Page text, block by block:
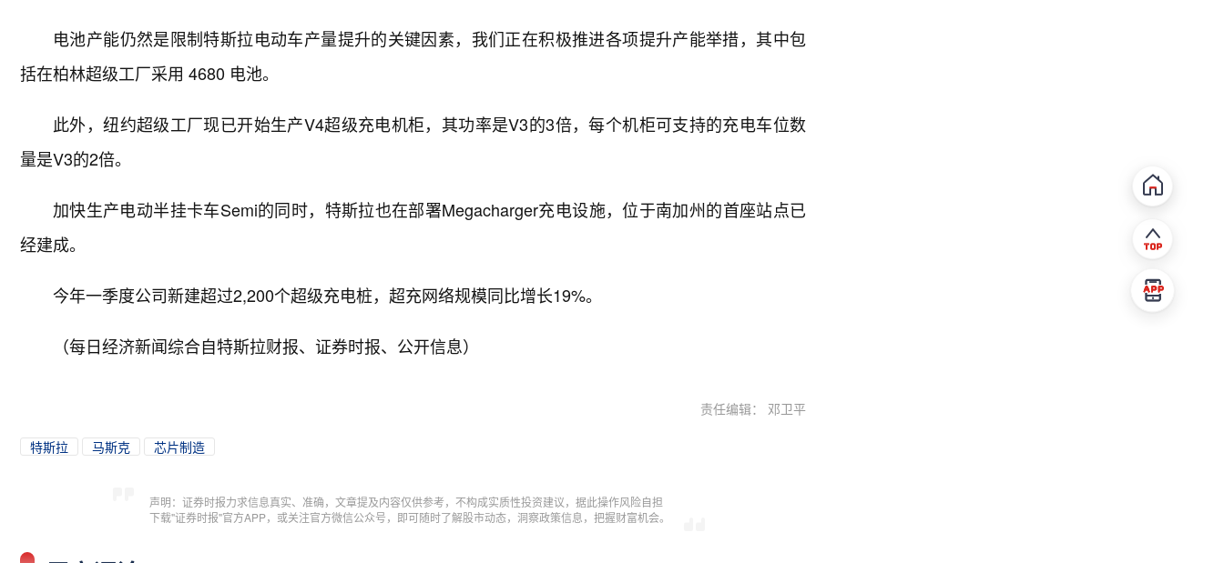
电池产能仍然是限制特斯拉电动车产量提升的关键因素，我们正在积极推进各项提升产能举措，其中包
括在柏林超级工厂采用 4680 电池。
此外，纽约超级工厂现已开始生产V4超级充电机柜，其功率是V3的3倍，每个机柜可支持的充电车位数
量是V3的2倍。
加快生产电动半挂卡车Semi的同时，特斯拉也在部署Megacharger充电设施，位于南加州的首座站点已
经建成。
今年一季度公司新建超过2,200个超级充电桩，超充网络规模同比增长19%。
（每日经济新闻综合自特斯拉财报、证券时报、公开信息）
责任编辑： 邓卫平
特斯拉 马斯克 芯片制造
声明：证券时报力求信息真实、准确，文章提及内容仅供参考，不构成实质性投资建议，据此操作风险自担
下载"证券时报"官方APP，或关注官方微信公众号，即可随时了解股市动态，洞察政策信息，把握财富机会。